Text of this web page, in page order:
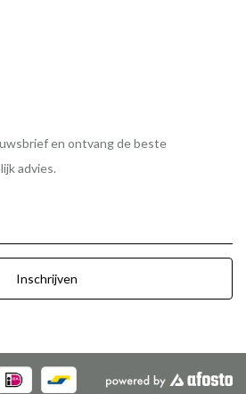
en ontvang de beste
advies.
Inschrijven